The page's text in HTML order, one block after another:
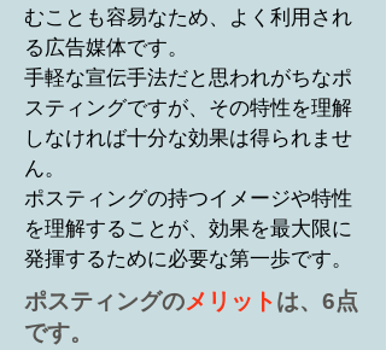
むことも容易なため、よく利⽤され
る広告媒体です。
⼿軽な宣伝⼿法だと思われがちなポ
スティングですが、その特性を理解
しなければ⼗分な効果は得られませ
ん。
ポスティングの持つイメージや特性
を理解することが、効果を最⼤限に
発揮するために必要な第⼀歩です。
​ポスティングのメリットは、6点
です。